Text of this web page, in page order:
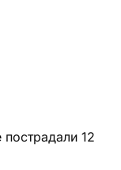
12